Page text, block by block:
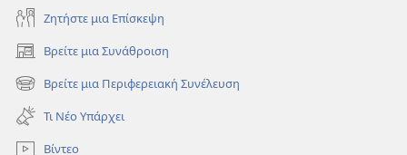
Ζητήστε μια Επίσκεψη
Βρείτε μια Συνάθροιση
(ανοίγει
νέο
παράθυρο)
Βρείτε μια Περιφερειακή Συνέλευση
(ανοίγει
νέο
παράθυρο)
Τι Νέο Υπάρχει
Βίντεο